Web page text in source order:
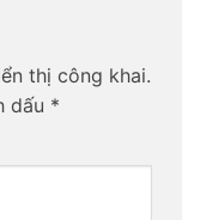
thị công khai.
dấu *